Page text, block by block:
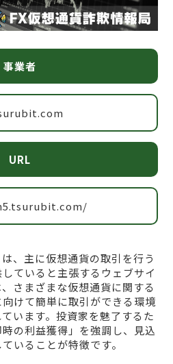
事業者
URL
、主に仮想通貨の取引を行う
ていると主張するウェブサイ
さまざまな仮想通貨に関する
けて簡単に取引ができる環境
います。投資家を魅了するた
の利益獲得」を強調し、見込
いることが特徴です。